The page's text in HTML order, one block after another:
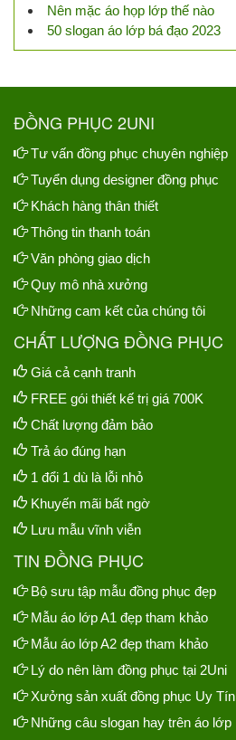
Nên mặc áo họp lớp thế nào
50 slogan áo lớp bá đạo 2023
ĐỒNG PHỤC 2UNI
Tư vấn đồng phục chuyên nghiệp
Tuyển dụng designer đồng phục
Khách hàng thân thiết
Thông tin thanh toán
Văn phòng giao dịch
Quy mô nhà xưởng
Những cam kết của chúng tôi
CHẤT LƯỢNG ĐỒNG PHỤC
Giá cả cạnh tranh
FREE gói thiết kế trị giá 700K
Chất lượng đảm bảo
Trả áo đúng hạn
1 đổi 1 dù là lỗi nhỏ
Khuyến mãi bất ngờ
Lưu mẫu vĩnh viễn
TIN ĐỒNG PHỤC
Bộ sưu tập mẫu đồng phục đẹp
Mẫu áo lớp A1 đẹp tham khảo
Mẫu áo lớp A2 đẹp tham khảo
Lý do nên làm đồng phục tại 2Uni
Xưởng sản xuất đồng phục Uy Tín
Những câu slogan hay trên áo lớp